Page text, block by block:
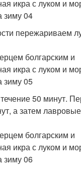
пережариваем
50 минут.
а затем